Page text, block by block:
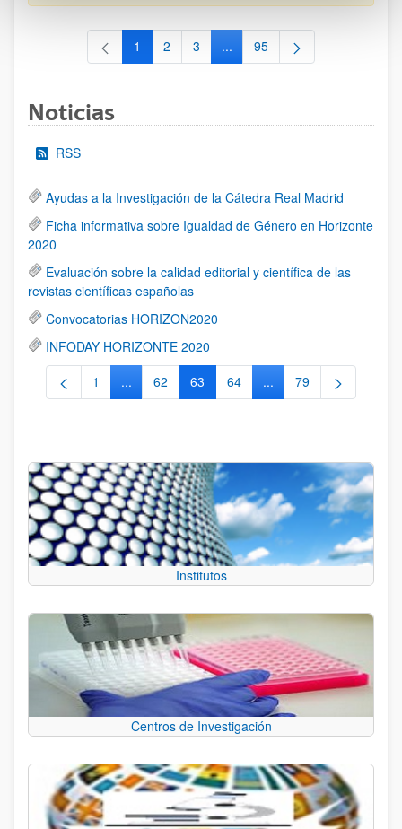
Página
1 Página
2 Página
3 ...Páginas intermedias Use TAB
Página
95
Noticias
RSS
Ayudas a la Investigación de la Cátedra Real Madrid
Ficha informativa sobre Igualdad de Género en Horizonte
2020
Evaluación sobre la calidad editorial y científica de las
revistas científicas españolas
Convocatorias HORIZON2020
INFODAY HORIZONTE 2020
Página
1 ...Páginas intermedias Use TAB para desplazarse.
Página
62 Página
63 Página
64 ...Páginas intermedias
Página
79
Institutos
Centros de Investigación